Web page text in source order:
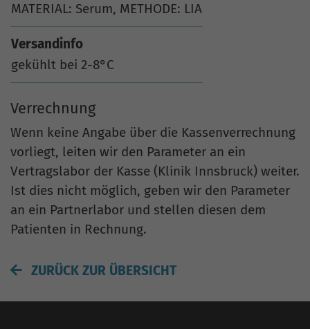
MATERIAL: Serum, METHODE: LIA
Versandinfo
gekühlt bei 2-8°C
Verrechnung
Wenn keine Angabe über die Kassenverrechnung
vorliegt, leiten wir den Parameter an ein
Vertragslabor der Kasse (Klinik Innsbruck) weiter.
Ist dies nicht möglich, geben wir den Parameter
an ein Partnerlabor und stellen diesen dem
Patienten in Rechnung.
ZURÜCK ZUR ÜBERSICHT